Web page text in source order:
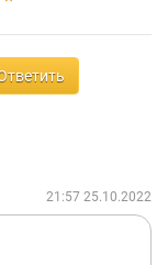
21:57 25.10.2022